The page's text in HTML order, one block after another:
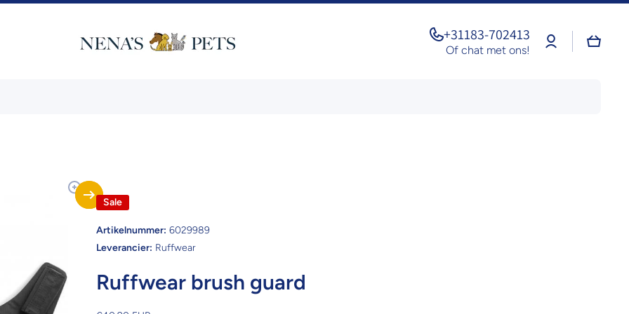
+31183-702413
Of chat met ons!
Log
in
Sale
Artikelnummer: 6029989
Leverancier: Ruffwear
Ruffwear brush guard